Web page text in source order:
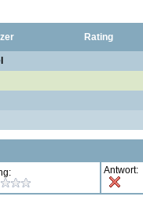
Rating
Antwort: